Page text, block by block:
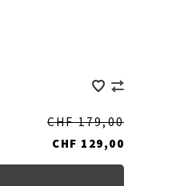
CHF 179,00
CHF 129,00